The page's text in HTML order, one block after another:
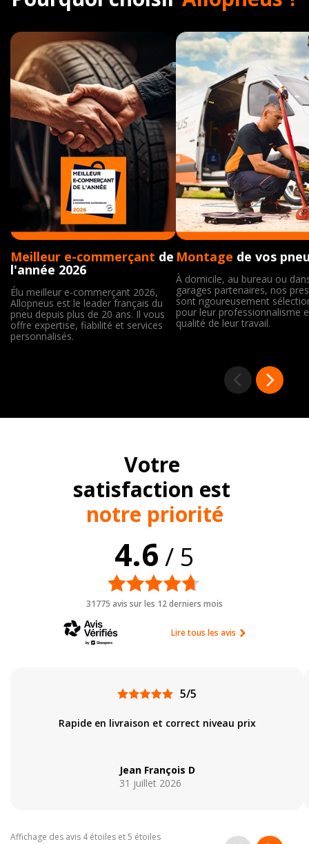
Meilleur e-commerçant de
l'année 2026
Élu meilleur e-commerçant 2026,
Allopneus est le leader français du
pneu depuis plus de 20 ans. Il vous
offre expertise, fiabilité et services
personnalisés.
Montage de vos
À domicile, au bureau ou
garages partenaires, nos
sont rigoureusement
pour leur professionnalisme
qualité de leur travail.
Votre
satisfaction est
notre priorité
4.6 / 5
31775 avis sur les 12 derniers mois
Lire tous les avis
5/5
Rapide en livraison et correct niveau prix
Jean François D
31 juillet 2026
Affichage des avis 4 étoiles et 5 étoiles